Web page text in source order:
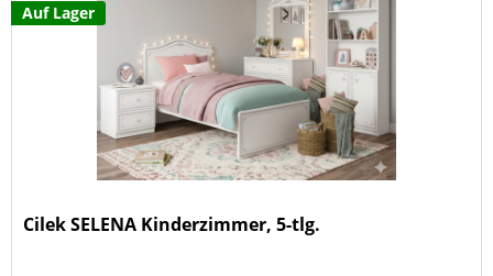
Auf Lager
Cilek SELENA Kinderzimmer, 5-tlg.